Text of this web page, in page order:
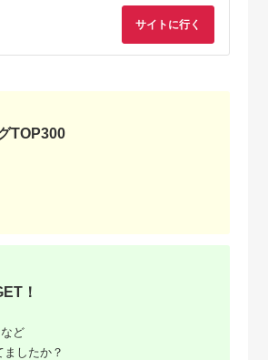
SIMロック解除済 本
体のみ ｜ 中古 再生品
135,000
転送 USB Type-C to
USB Type-C エコナ
クスケーブル OWL-
CBECOCC15-WH ホ
ワイト
寄付金額:6,000
サイトに行く
TOP300
！
ど
したか？